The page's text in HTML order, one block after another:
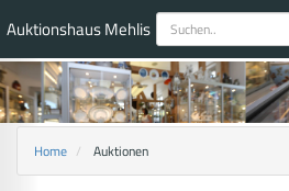
Auktionshaus Mehlis
Home Auktionen